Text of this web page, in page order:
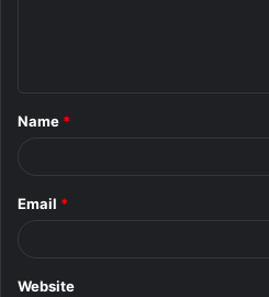
*
Name *
Email *
Website